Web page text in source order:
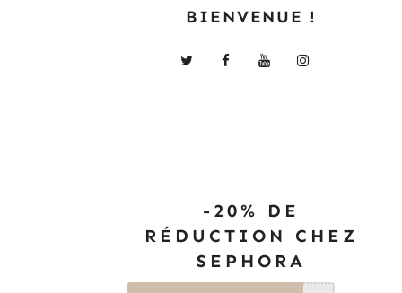
BIENVENUE !
-20% DE
RÉDUCTION CHEZ
SEPHORA